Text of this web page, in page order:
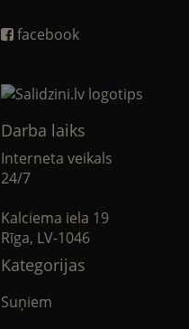
facebook
Darba laiks
Interneta veikals
24/7
Kalciema iela 19
Rīga, LV-1046
Kategorijas
Suņiem